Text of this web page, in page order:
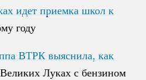
идет приемка школ к
году
идет приемка школ к
году
ВТРК выяснила, как
Луках с бензином
ВТРК выяснила, как
Луках с бензином